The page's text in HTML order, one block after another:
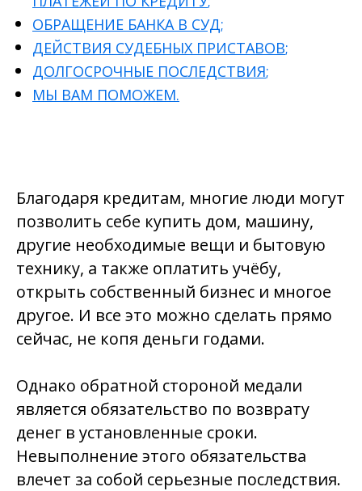
ОБРАЩЕНИЕ БАНКА В СУД;
ДЕЙСТВИЯ СУДЕБНЫХ ПРИСТАВОВ;
ДОЛГОСРОЧНЫЕ ПОСЛЕДСТВИЯ;
МЫ ВАМ ПОМОЖЕМ.
Благодаря кредитам, многие люди могут
позволить себе купить дом, машину,
другие необходимые вещи и бытовую
технику, а также оплатить учёбу,
открыть собственный бизнес и многое
другое. И все это можно сделать прямо
сейчас, не копя деньги годами.
Однако обратной стороной медали
является обязательство по возврату
денег в установленные сроки.
Невыполнение этого обязательства
влечет за собой серьезные последствия.